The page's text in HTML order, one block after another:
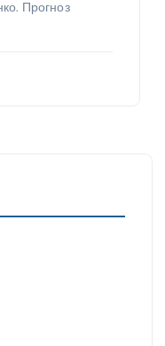
Прогноз